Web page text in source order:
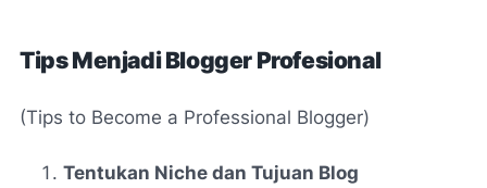
Tips Menjadi Blogger Profesional
(Tips to Become a Professional Blogger)
Tentukan Niche dan Tujuan Blog